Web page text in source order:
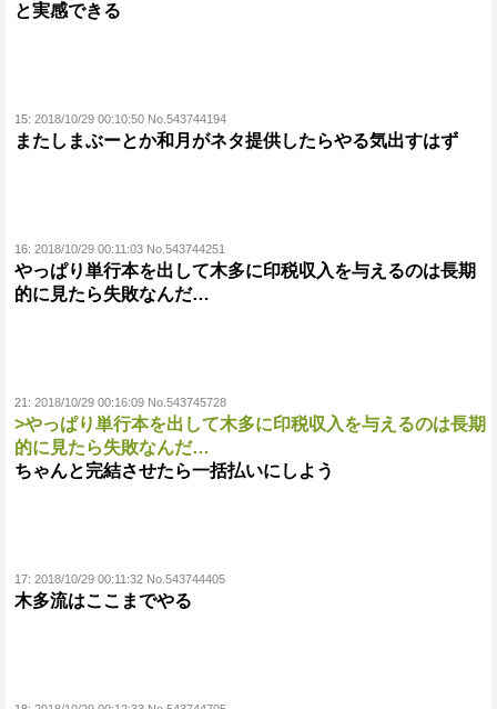
と実感できる
15: 2018/10/29 00:10:50 No.543744194
またしまぶーとか和月がネタ提供したらやる気出すはず
16: 2018/10/29 00:11:03 No.543744251
やっぱり単行本を出して木多に印税収入を与えるのは長期
的に見たら失敗なんだ…
21: 2018/10/29 00:16:09 No.543745728
>やっぱり単行本を出して木多に印税収入を与えるのは長期
的に見たら失敗なんだ…
ちゃんと完結させたら一括払いにしよう
17: 2018/10/29 00:11:32 No.543744405
木多流はここまでやる